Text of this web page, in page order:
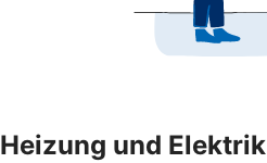
Heizung und Elektrik